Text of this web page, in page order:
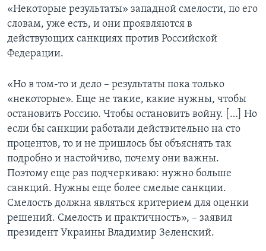
«Некоторые результаты» западной смелости, по его
словам, уже есть, и они проявляются в
действующих санкциях против Российской
Федерации.
«Но в том-то и дело – результаты пока только
«некоторые». Еще не такие, какие нужны, чтобы
остановить Россию. Чтобы остановить войну. […] Но
если бы санкции работали действительно на сто
процентов, то и не пришлось бы объяснять так
подробно и настойчиво, почему они важны.
Поэтому еще раз подчеркиваю: нужно больше
санкций. Нужны еще более смелые санкции.
Смелость должна являться критерием для оценки
решений. Смелость и практичность», – заявил
президент Украины Владимир Зеленский.